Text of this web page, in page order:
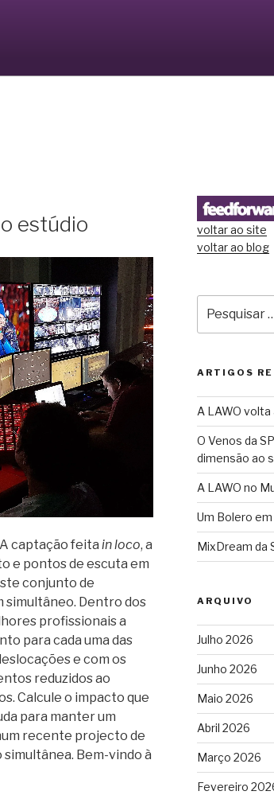
estúdio
captação feita in loco, a
e pontos de escuta em
conjunto de
simultâneo. Dentro dos
profissionais a
para cada uma das
e com os
reduzidos ao
Calcule o impacto que
para manter um
recente projecto de
Bem-vindo à
voltar ao site
voltar ao blog
por:
ARTIGOS
A LAWO
O Venos da
dimensão ao
A LAWO no
Um Bolero
MixDream da
ARQUIVO
Julho 2026
Junho 2026
Maio 2026
Abril 2026
Março 2026
Fevereiro